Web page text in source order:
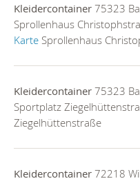
Kleidercontainer 75323
Sprollenhaus
Karte Sprollenhaus
Kleidercontainer 75323
Sportplatz
Ziegelhüttenstraße
Kleidercontainer 72218